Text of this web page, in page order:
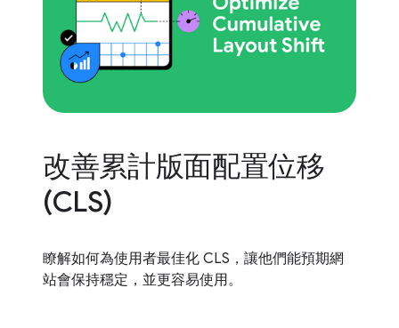
改善累計版面配置位移
(CLS)
瞭解如何為使用者最佳化 CLS，讓他們能預期網
站會保持穩定，並更容易使用。